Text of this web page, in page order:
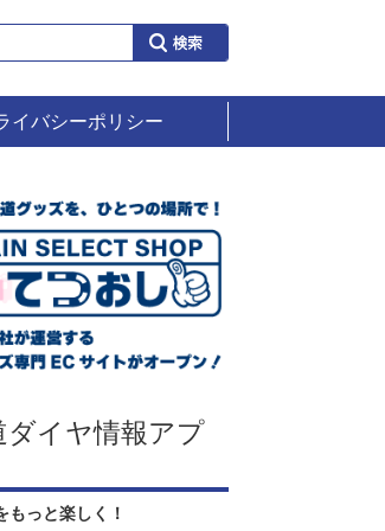
イバシーポリシー
ダイヤ情報アプ
もっと楽しく！